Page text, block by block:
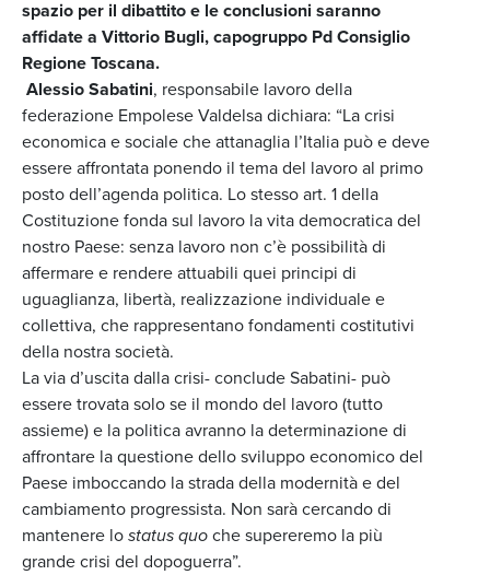
spazio per il dibattito e le conclusioni saranno
affidate a Vittorio Bugli, capogruppo Pd Consiglio
Regione Toscana.
Alessio Sabatini, responsabile lavoro della
federazione Empolese Valdelsa dichiara: “La crisi
economica e sociale che attanaglia l’Italia può e deve
essere affrontata ponendo il tema del lavoro al primo
posto dell’agenda politica. Lo stesso art. 1 della
Costituzione fonda sul lavoro la vita democratica del
nostro Paese: senza lavoro non c’è possibilità di
affermare e rendere attuabili quei principi di
uguaglianza, libertà, realizzazione individuale e
collettiva, che rappresentano fondamenti costitutivi
della nostra società.
La via d’uscita dalla crisi- conclude Sabatini- può
essere trovata solo se il mondo del lavoro (tutto
assieme) e la politica avranno la determinazione di
affrontare la questione dello sviluppo economico del
Paese imboccando la strada della modernità e del
cambiamento progressista. Non sarà cercando di
mantenere lostatus quoche supereremo la più
grande crisi del dopoguerra”.